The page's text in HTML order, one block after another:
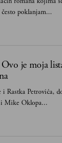
poklanjam...
je moja
i Rastka Petrovića,
Mike Oklopa...